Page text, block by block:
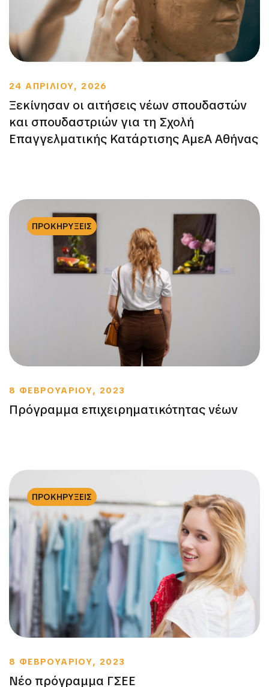
24 ΑΠΡΙΛΙΟΥ, 2026
Ξεκίνησαν οι αιτήσεις νέων σπουδαστών
και σπουδαστριών για τη Σχολή
Επαγγελματικής Κατάρτισης ΑμεΑ Αθήνας
ΠΡΟΚΗΡΥΞΕΙΣ
8 ΦΕΒΡΟΥΑΡΙΟΥ, 2023
Πρόγραμμα επιχειρηματικότητας νέων
ΠΡΟΚΗΡΥΞΕΙΣ
8 ΦΕΒΡΟΥΑΡΙΟΥ, 2023
Νέο πρόγραμμα ΓΣΕΕ